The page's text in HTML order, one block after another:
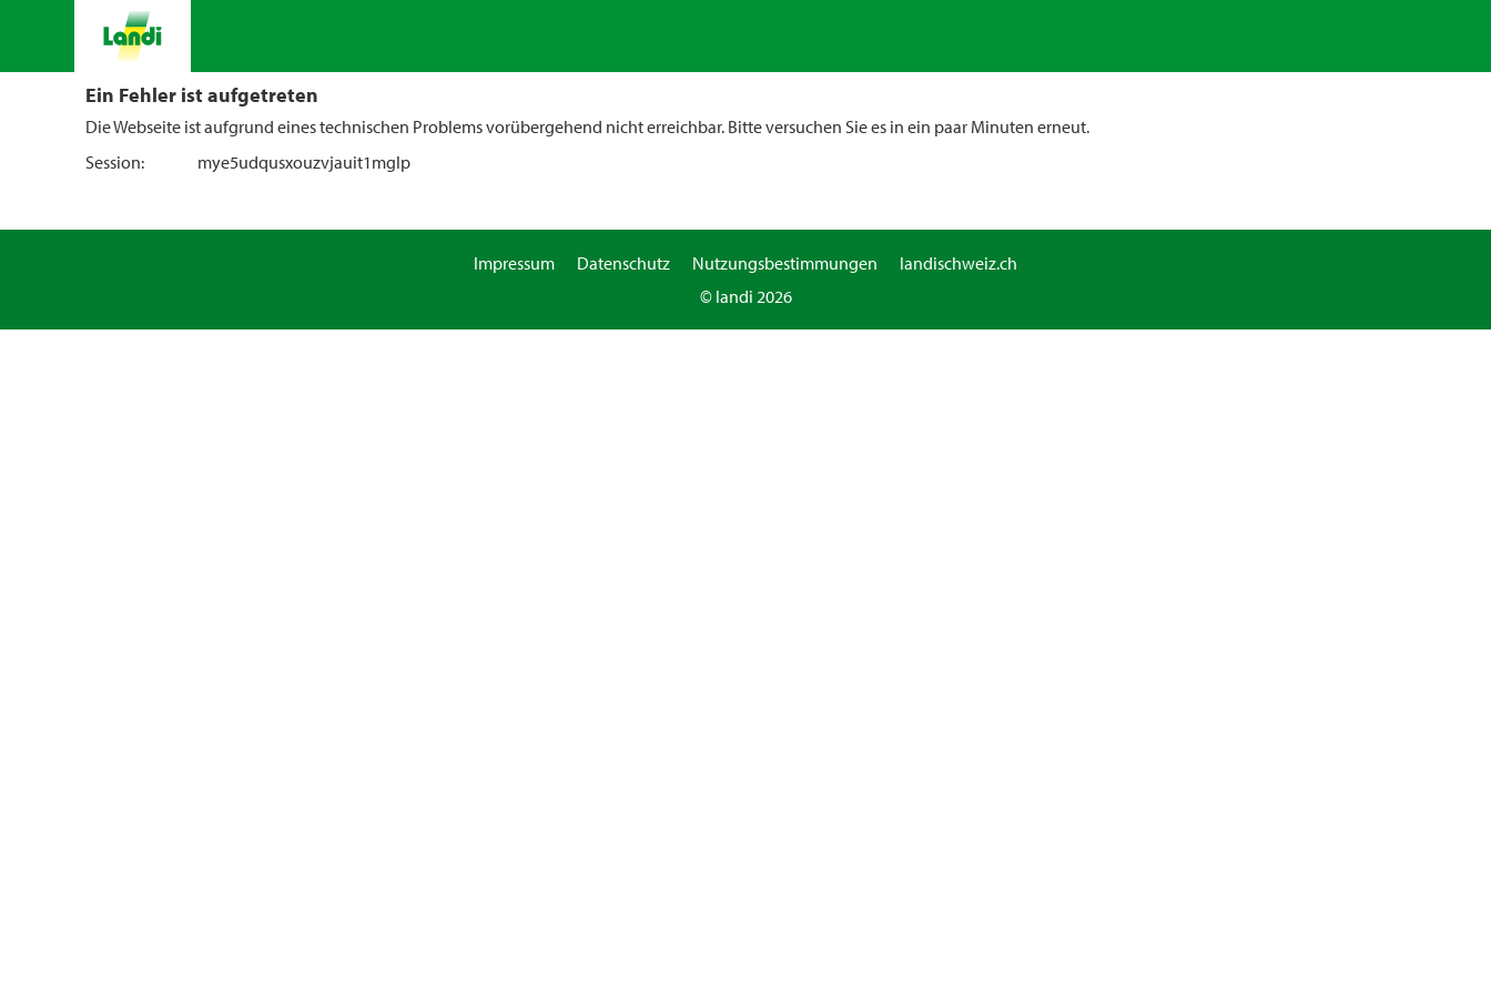
Ein Fehler ist aufgetreten
Die Webseite ist aufgrund eines technischen Problems vorübergehend nicht erreichbar. Bitte versuchen Sie es in ein paar Minuten erneut.
Session:
mye5udqusxouzvjauit1mglp
Impressum Datenschutz Nutzungsbestimmungen
landischweiz.ch
© landi 2026